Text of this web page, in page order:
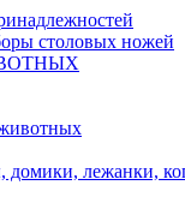
столовых ножей
лежанки,